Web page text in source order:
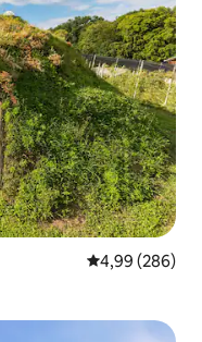
4,99 av 5 i
4,99 (286)